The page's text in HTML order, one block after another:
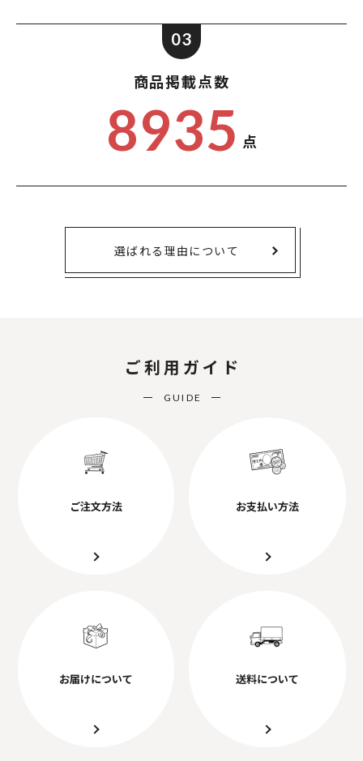
03
商品掲載点数
8935 点
選ばれる理由について
ご利用ガイド
GUIDE
ご注文方法 お支払い方法
お届けについて 送料について